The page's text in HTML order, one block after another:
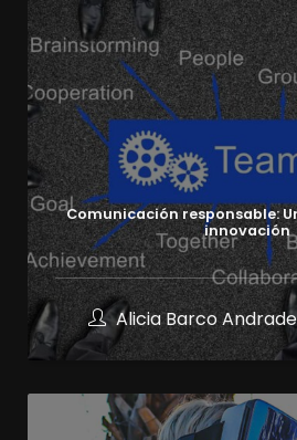
Comunicación responsable:
innovación
Alicia Barco